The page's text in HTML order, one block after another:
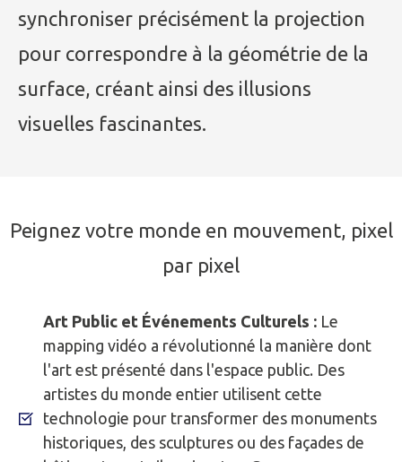
synchroniser précisément la projection
pour correspondre à la géométrie de la
surface, créant ainsi des illusions
visuelles fascinantes.
Peignez votre monde en mouvement, pixel
par pixel
Art Public et Événements Culturels :Le
mapping vidéo a révolutionné la manière dont
l'art est présenté dans l'espace public. Des
artistes du monde entier utilisent cette
technologie pour transformer des monuments
historiques, des sculptures ou des façades de